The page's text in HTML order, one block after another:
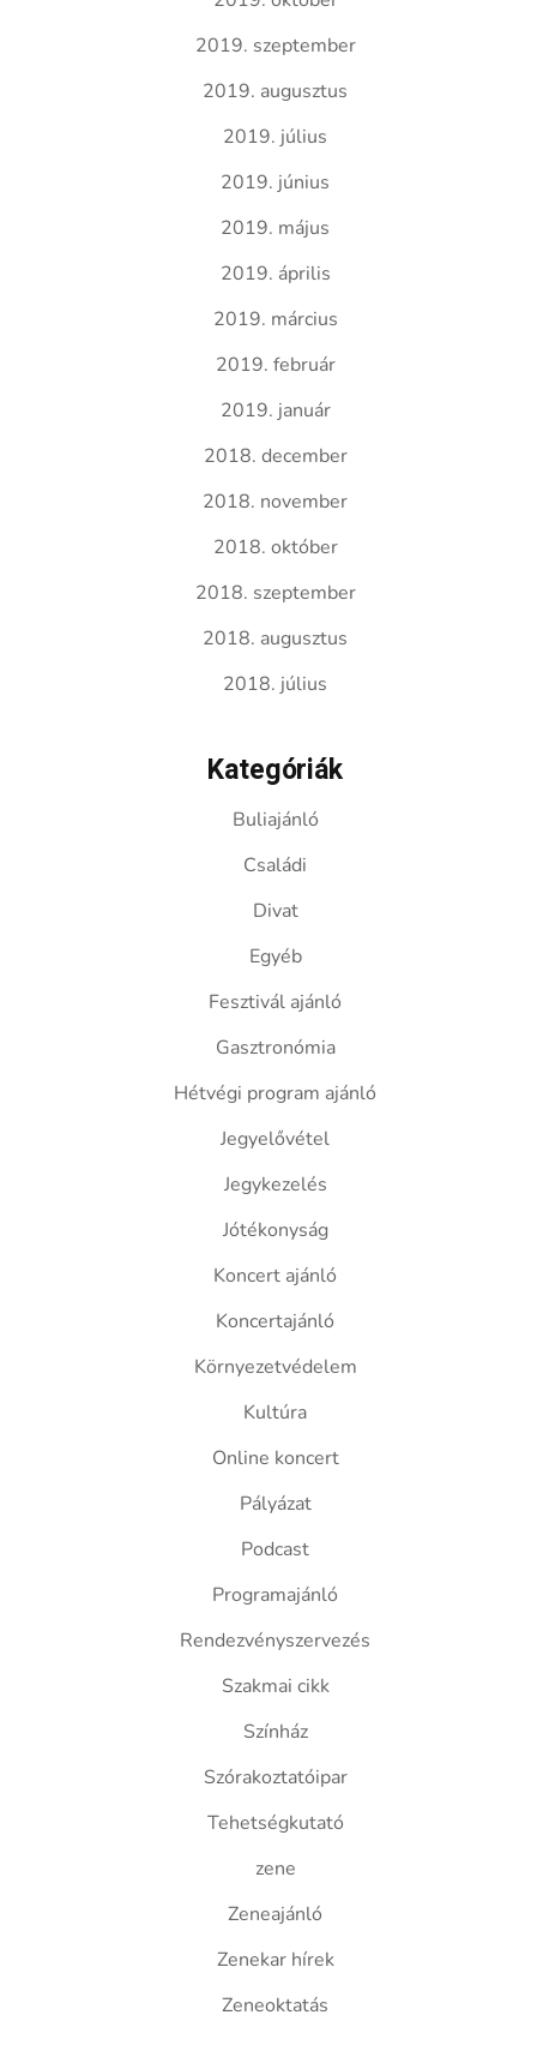
2019. szeptember
2019. augusztus
2019. július
2019. június
2019. május
2019. április
2019. március
2019. február
2019. január
2018. december
2018. november
2018. október
2018. szeptember
2018. augusztus
2018. július
Kategóriák
Buliajánló
Családi
Divat
Egyéb
Fesztivál ajánló
Gasztronómia
Hétvégi program ajánló
Jegyelővétel
Jegykezelés
Jótékonyság
Koncert ajánló
Koncertajánló
Környezetvédelem
Kultúra
Online koncert
Pályázat
Podcast
Programajánló
Rendezvényszervezés
Szakmai cikk
Színház
Szórakoztatóipar
Tehetségkutató
zene
Zeneajánló
Zenekar hírek
Zeneoktatás